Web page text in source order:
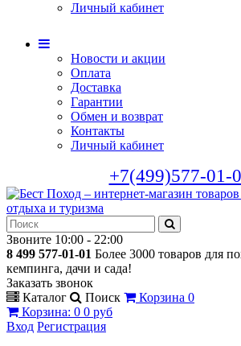
Личный кабинет
Новости и акции
Оплата
Доставка
Гарантии
Обмен и возврат
Контакты
Личный кабинет
+7(499)577-01-
Звоните 10:00 - 22:00
8 499 577-01-01 Более 3000 товаров для
кемпинга, дачи и сада!
Заказать звонок
Каталог
Поиск Корзина 0
Корзина: 0 0 руб
Вход Регистрация